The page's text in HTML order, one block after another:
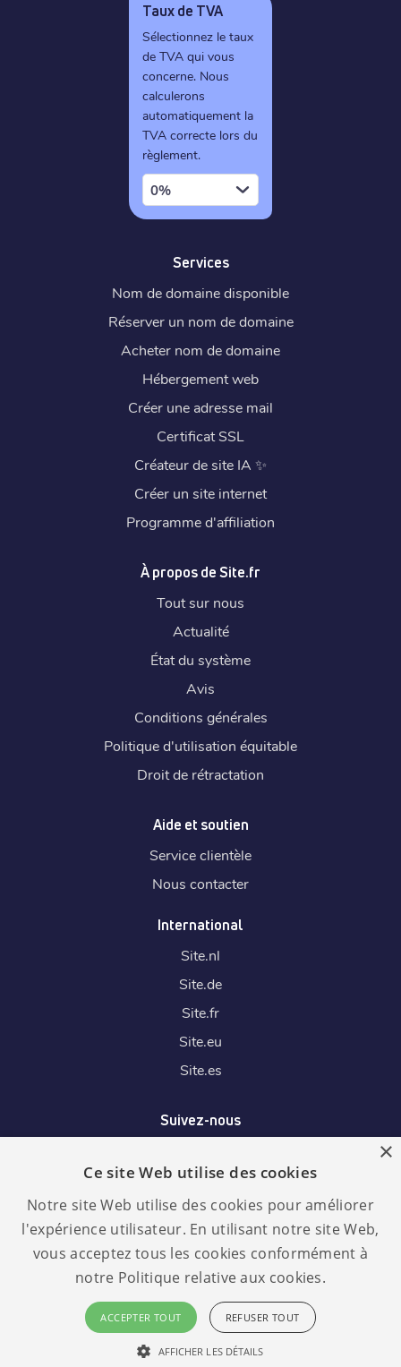
Langue :
Français
RGPD
conforme
Taux de TVA
Sélectionnez le taux
de TVA qui vous
concerne. Nous
calculerons
automatiquement la
TVA correcte lors du
règlement.
0%
Services
Nom de domaine disponible
Réserver un nom de domaine
Acheter nom de domaine
Hébergement web
Créer une adresse mail
Certificat SSL
Créateur de site IA ✨
Créer un site internet
Programme d'affiliation
À propos de Site.fr
Tout sur nous
Actualité
État du système
Avis
Conditions générales
Politique d'utilisation équitable
Droit de rétractation
Aide et soutien
Service clientèle
Nous contacter
International
Site.nl
Site.de
Site.fr
Site.eu
Site.es
Suivez-nous
Nous acceptons
×
Ce site Web utilise des cookies
Notre site Web utilise des cookies pour améliorer
l'expérience utilisateur. En utilisant notre site Web,
vous acceptez tous les cookies conformément à
notre Politique relative aux cookies.
ACCEPTER TOUT REFUSER TOUT
AFFICHER LES DÉTAILS